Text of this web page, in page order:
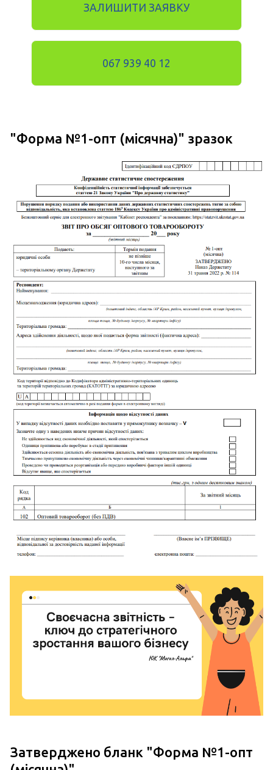
ЗАЛИШИТИ ЗАЯВКУ
067 939 40 12
"Форма №1-опт (місячна)" зразок
Затверджено бланк "Форма №1-опт